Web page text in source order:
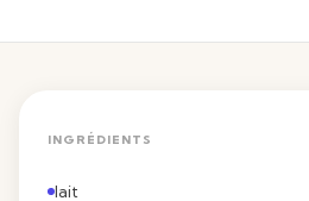
INGRÉDIENTS
lait